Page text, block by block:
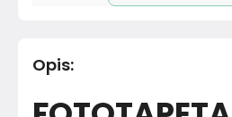
Materiał
Opis: